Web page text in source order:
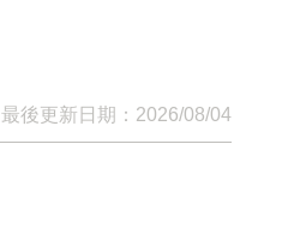
最後更新日期：2026/08/04